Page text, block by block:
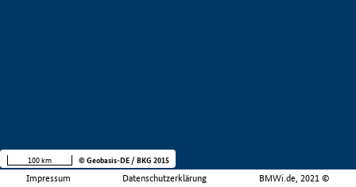
Impressum Datenschutzerklärung BMWi.de, 2021 ©
100 km © Geobasis-DE / BKG 2015